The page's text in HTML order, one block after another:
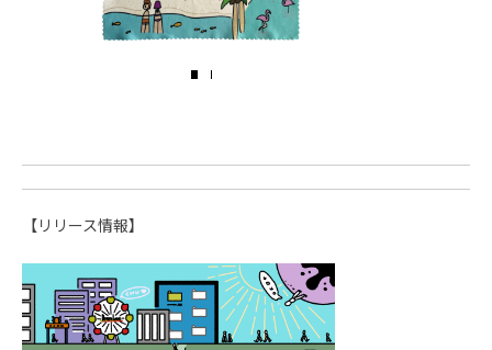
【リリース情報】